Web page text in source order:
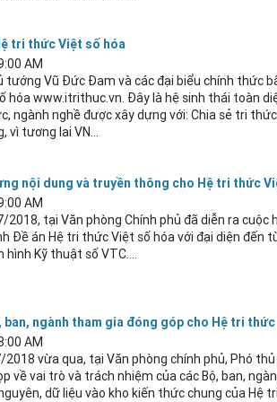
tri thức Việt số hóa
AM
tướng Vũ Đức Đam và các đại biểu chính thức
hóa www.itrithuc.vn. Đây là hệ sinh thái toàn
ngành nghề được xây dựng với: Chia sẻ tri
vì tương lai VN...
nội dung và truyền thông cho Hệ tri thức
AM
2018, tại Văn phòng Chính phủ đã diễn ra cuộc
Đề án Hệ tri thức Việt số hóa với đại diện đến
Kỹ thuật số VTC....
ngành tham gia đóng góp cho Hệ tri
AM
vừa qua, tại Văn phòng chính phủ, Phó
về vai trò và trách nhiệm của các Bộ, ban,
dữ liệu vào kho kiến thức chung của Hệ